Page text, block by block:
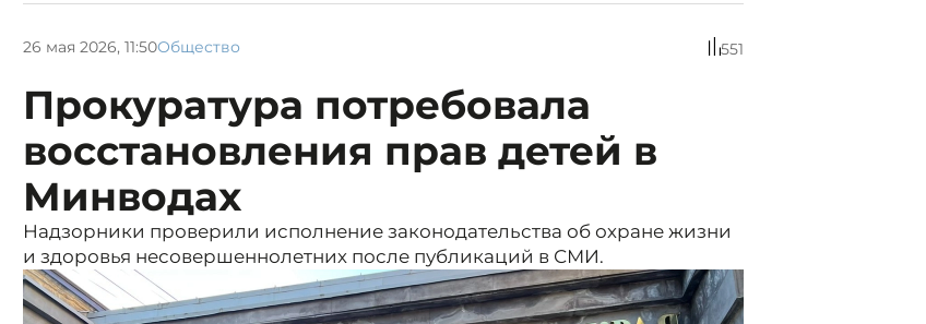
26 мая 2026, 11:50Общество 551
Прокуратура потребовала
восстановления прав детей в
Минводах
Надзорники проверили исполнение законодательства об охране жизни
и здоровья несовершеннолетних после публикаций в СМИ.